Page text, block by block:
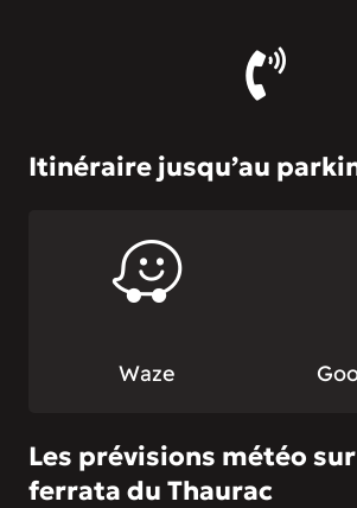
Itinéraire jusqu’au
Waze
Les prévisions météo
ferrata du Thaurac